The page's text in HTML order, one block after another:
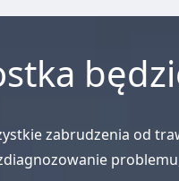
zabrudzenia od